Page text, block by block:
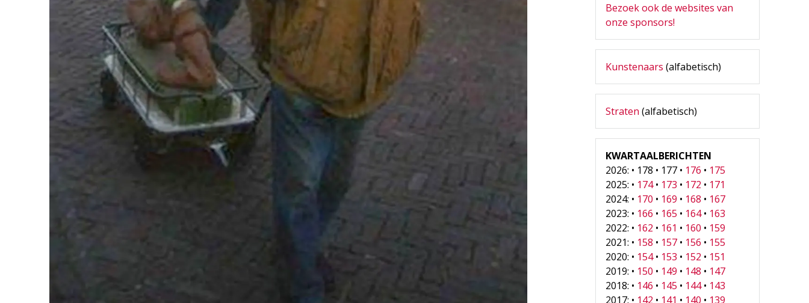
Bezoek ook de websites van
onze sponsors!
Kunstenaars (alfabetisch)
Straten (alfabetisch)
KWARTAALBERICHTEN
2026: • 178 • 177 • 176 • 175
2025: • 174• 173 • 172 • 171
2024: • 170 • 169 • 168 • 167
2023: • 166 • 165 • 164• 163
2022: • 162 • 161 • 160 • 159
2021: • 158 • 157 • 156 • 155
2020: • 154• 153 • 152 • 151
2019: • 150 • 149 • 148 • 147
2018: • 146 • 145 • 144• 143
2017: • 142 • 141 • 140 • 139